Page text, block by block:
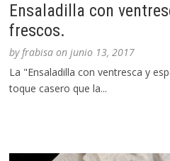
Ensaladilla con
frescos.
byfrabisa onjunio 13, 2017
La "Ensaladilla con ventresca y
toque casero que la...